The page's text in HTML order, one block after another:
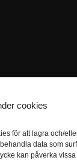
cookies
för att lagra och/
data som
kan påverka